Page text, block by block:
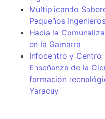
Multiplicando
Pequeños Ingenieros
Hacia la
en la Gamarra
Infocentro y Centro
Enseñanza de la
formación
Yaracuy